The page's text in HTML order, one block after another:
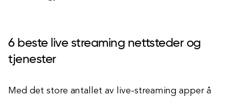
6 beste live streaming nettsteder og
tjenester
Med det store antallet av live-streaming apper å